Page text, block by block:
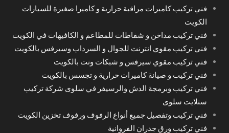
فني تركيب كاميرات مراقبة حرارية و كاميرا صغيرة للسيارات
الكويت
فني تركيب مداخن و شفاطات للمطاعم و الكافيهات في الكويت
فني تركيب مقوي انترنت للجوال و السرداب وسيرفس بالكويت
فني تركيب مقوي سيرفس و شبكات ونت بالكويت
فني تركيب و صيانة كاميرات حرارية و تجسس بالكويت
فني تركيب وبرمجة الدش والرسيفر في سلوى شركة تركيب
ستلايت سلوى
فني تركيب وتفصيل جميع أنواع الرفوف ورفوف تخزين الكويت
فني تركيب ورق جدران الفروانية